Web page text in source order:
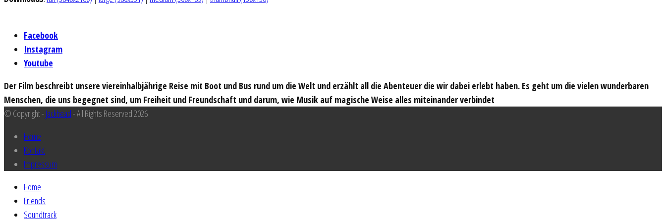
Facebook
Instagram
Youtube
Der Film beschreibt unsere viereinhalbjährige Reise mit Boot und Bus rund um die Welt und erzählt all die Abenteuer die wir dabei erlebt haben. Es geht um die vielen wunderbaren
Menschen, die uns begegnet sind, um Freiheit und Freundschaft und darum, wie Musik auf magische Weise alles miteinander verbindet
© Copyright - Jackhead- All Rights Reserved 2026
Home
Kontakt
Impressum
Home
Friends
Soundtrack